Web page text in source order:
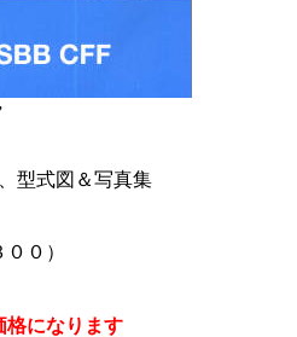
型式図＆写真集
０）
格になります